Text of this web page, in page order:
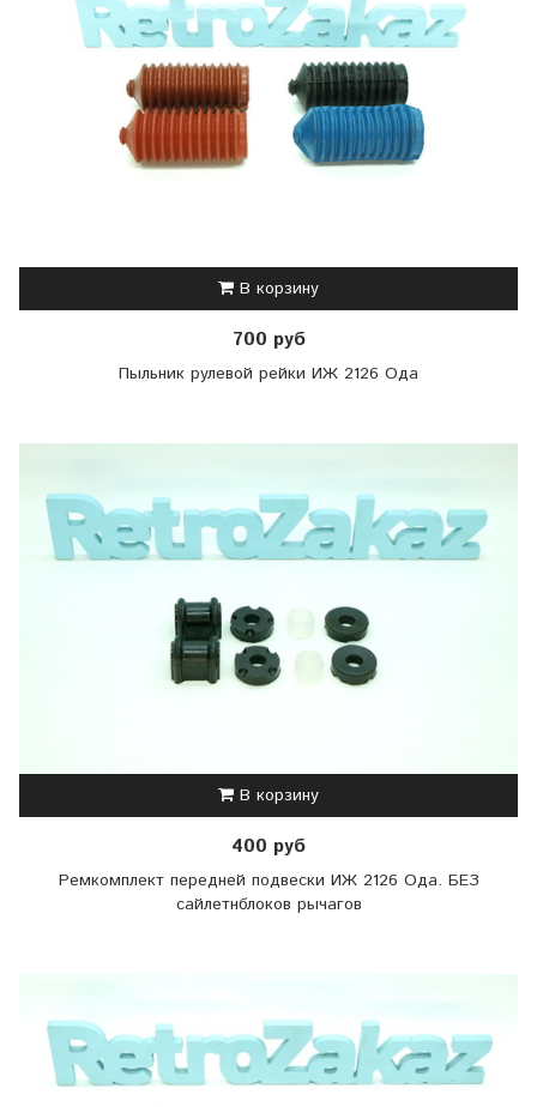
В корзину
700 руб
Пыльник рулевой рейки ИЖ 2126 Ода
В корзину
400 руб
Ремкомплект передней подвески ИЖ 2126 Ода. БЕЗ
сайлетнблоков рычагов